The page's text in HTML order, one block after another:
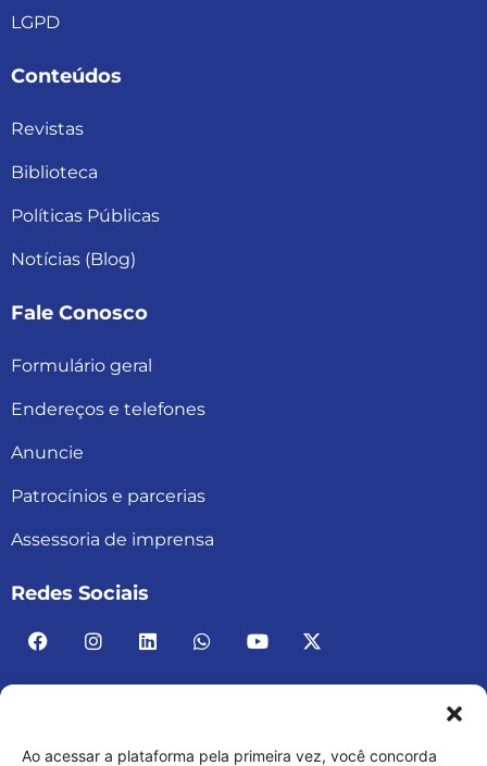
Ao acessar a plataforma pela primeira vez, você concorda
LGPD
Conteúdos
Revistas
Biblioteca
Políticas Públicas
Notícias (Blog)
Fale Conosco
Formulário geral
Endereços e telefones
Anuncie
Patrocínios e parcerias
Assessoria de imprensa
Redes Sociais